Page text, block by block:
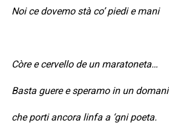
Noi ce dovemo stà co’ piedi e mani
Còre e cervello de un maratoneta…
Basta guere e speramo in un domani
che porti ancora linfa a ‘gni poeta.